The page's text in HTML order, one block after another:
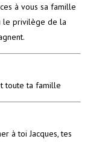
à vous sa famille
le privilège de la
toute ta famille
à toi Jacques, tes